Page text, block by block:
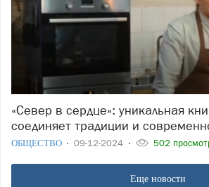
«Север в сердце»: уникальная книга рецептов
соединяет традиции и
ОБЩЕСТВО 09-12-2024 502
Еще новости